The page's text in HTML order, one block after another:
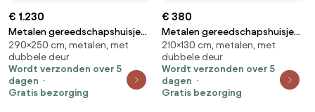
€ 1.230
Metalen gereedschapshuisje
Odda 2,9 x 2,5 m CoverTech
antraciet
290×250 cm, metalen, met
dubbele deur
Wordt verzonden over 5
dagen
Gratis bezorging
€ 380
Metalen gereedschapshuisje
Malmo 2,1 x 1,3 m Store Boss
antraciet
210×130 cm, metalen, met
dubbele deur
Wordt verzonden over 5
dagen
Gratis bezorging